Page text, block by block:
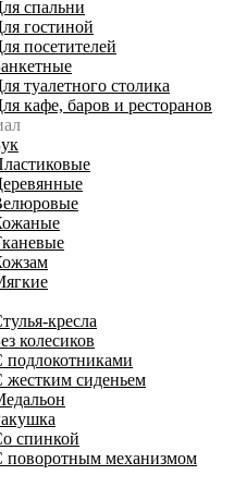
спальни
гостиной
посетителей
туалетного столика
кафе, баров и ресторанов
кресла
колесиков
подлокотниками
жестким сиденьем
спинкой
поворотным механизмом